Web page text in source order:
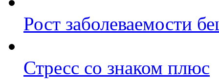
Рост заболеваемости
Стресс со знаком плюс